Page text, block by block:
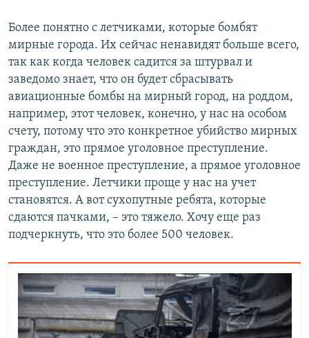
Более понятно с летчиками, которые бомбят
мирные города. Их сейчас ненавидят больше всего,
так как когда человек садится за штурвал и
заведомо знает, что он будет сбрасывать
авиационные бомбы на мирный город, на роддом,
например, этот человек, конечно, у нас на особом
счету, потому что это конкретное убийство мирных
граждан, это прямое уголовное преступление.
Даже не военное преступление, а прямое уголовное
преступление. Летчики проще у нас на учет
становятся. А вот сухопутные ребята, которые
сдаются пачками, – это тяжело. Хочу еще раз
подчеркнуть, что это более 500 человек.